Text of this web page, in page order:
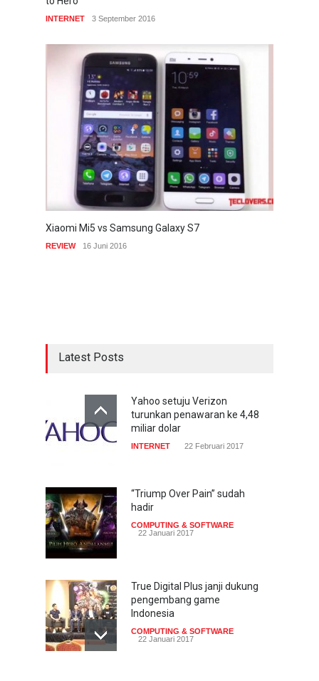
INTERNET 3 September 2016
Xiaomi Mi5 vs Samsung Galaxy S7
REVIEW 16 Juni 2016
Latest Posts
Yahoo setuju Verizon
turunkan penawaran ke 4,48
miliar dolar
INTERNET 22 Februari 2017
“Triump Over Pain” sudah
hadir
COMPUTING & SOFTWARE
22 Januari 2017
True Digital Plus janji dukung
pengembang game
Indonesia
COMPUTING & SOFTWARE
22 Januari 2017